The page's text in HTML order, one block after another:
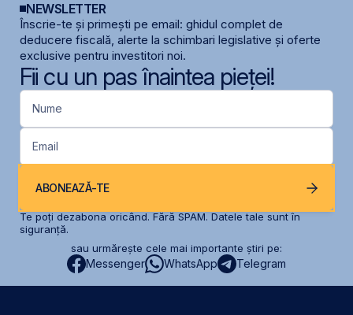
NEWSLETTER
Înscrie-te și primești pe email: ghidul complet de
deducere fiscală, alerte la schimbari legislative și oferte
exclusive pentru investitori noi.
Fii cu un pas înaintea pieței!
Nume
Email
ABONEAZĂ-TE
Te poți dezabona oricând. Fără SPAM. Datele tale sunt în
siguranță.
sau urmărește cele mai importante știri pe:
Messenger WhatsApp Telegram